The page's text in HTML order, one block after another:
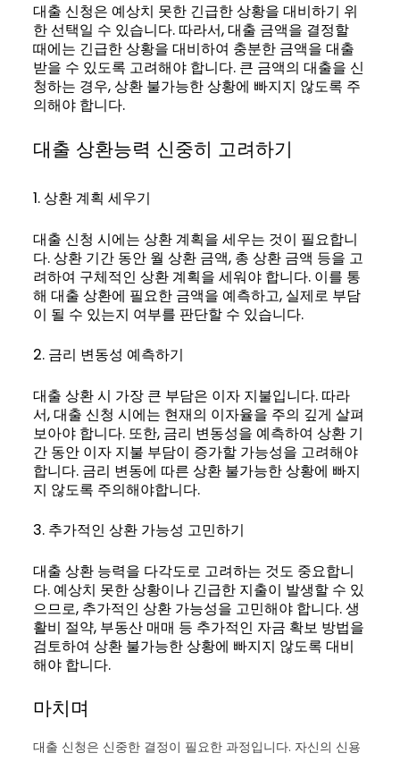
대출 신청은 예상치 못한 긴급한 상황을 대비하기 위
한 선택일 수 있습니다. 따라서, 대출 금액을 결정할
때에는 긴급한 상황을 대비하여 충분한 금액을 대출
받을 수 있도록 고려해야 합니다. 큰 금액의 대출을 신
청하는 경우, 상환 불가능한 상황에 빠지지 않도록 주
의해야 합니다.
대출 상환능력 신중히 고려하기
1. 상환 계획 세우기
대출 신청 시에는 상환 계획을 세우는 것이 필요합니
다. 상환 기간 동안 월 상환 금액, 총 상환 금액 등을 고
려하여 구체적인 상환 계획을 세워야 합니다. 이를 통
해 대출 상환에 필요한 금액을 예측하고, 실제로 부담
이 될 수 있는지 여부를 판단할 수 있습니다.
2. 금리 변동성 예측하기
대출 상환 시 가장 큰 부담은 이자 지불입니다. 따라
서, 대출 신청 시에는 현재의 이자율을 주의 깊게 살펴
보아야 합니다. 또한, 금리 변동성을 예측하여 상환 기
간 동안 이자 지불 부담이 증가할 가능성을 고려해야
합니다. 금리 변동에 따른 상환 불가능한 상황에 빠지
지 않도록 주의해야합니다.
3. 추가적인 상환 가능성 고민하기
대출 상환 능력을 다각도로 고려하는 것도 중요합니
다. 예상치 못한 상황이나 긴급한 지출이 발생할 수 있
으므로, 추가적인 상환 가능성을 고민해야 합니다. 생
활비 절약, 부동산 매매 등 추가적인 자금 확보 방법을
검토하여 상환 불가능한 상황에 빠지지 않도록 대비
해야 합니다.
마치며
대출 신청은 신중한 결정이 필요한 과정입니다. 자신의 신용